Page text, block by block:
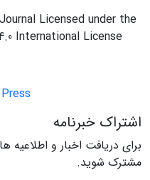
Licensed under the
International License
اشتراک خبرنامه
برای دریافت اخبار و اطلاعیه
مشترک شوید.